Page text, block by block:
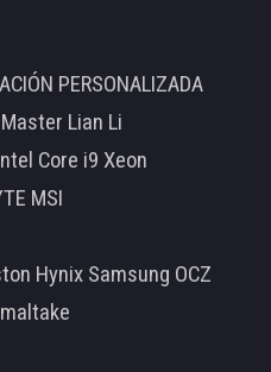
PERSONALIZADA
Lian Li
Core i9 Xeon
MSI
Hynix Samsung OCZ